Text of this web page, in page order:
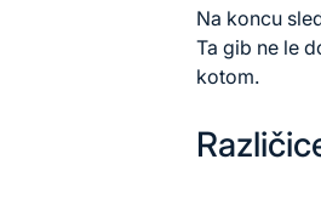
Na koncu
Ta gib ne le
kotom.